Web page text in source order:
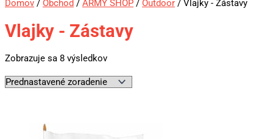
Domov / Obchod / ARMY SHOP / Outdoor / Vlajky - Zástavy
Vlajky - Zástavy
Zobrazuje sa 8 výsledkov